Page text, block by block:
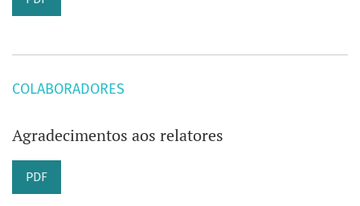
COLABORADORES
Agradecimentos aos relatores
PDF